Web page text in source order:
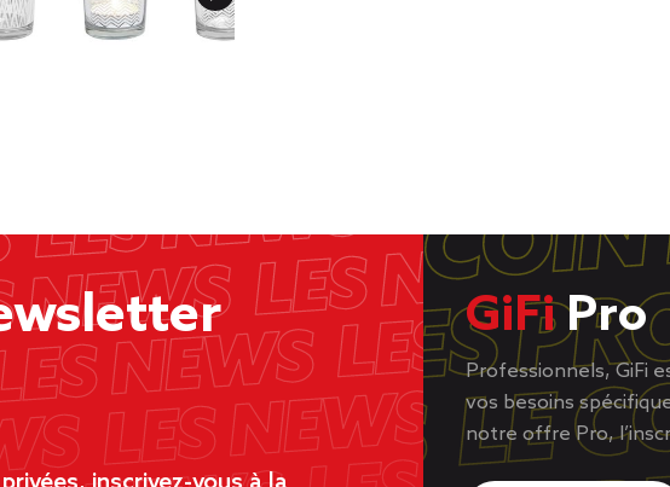
GiFiPro
Professionnels, GiFi
vos besoins
notre offre Pro,